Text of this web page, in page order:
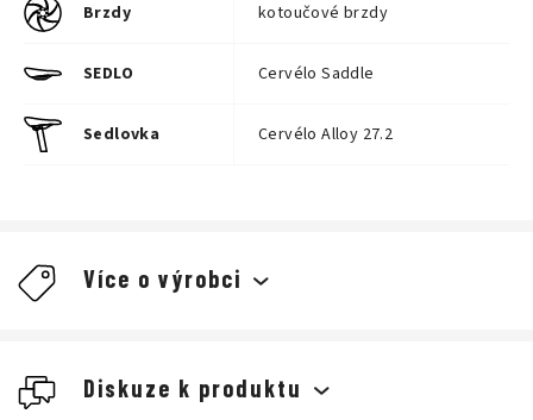
Brzdy kotoučové brzdy
SEDLO Cervélo Saddle
Sedlovka Cervélo Alloy 27.2
Diskuze k produktu
Více o výrobci
Cervélo je kanadská značka špičkových silničních kol pro ty
nejnáročnější cyklisty, která aktuálně dodává kola